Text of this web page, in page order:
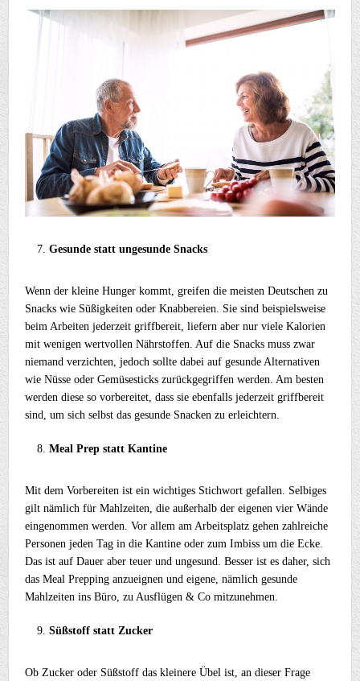
Gesunde statt ungesunde Snacks
Wenn der kleine Hunger kommt, greifen die meisten Deutschen zu
Snacks wie Süßigkeiten oder Knabbereien. Sie sind beispielsweise
beim Arbeiten jederzeit griffbereit, liefern aber nur viele Kalorien
mit wenigen wertvollen Nährstoffen. Auf die Snacks muss zwar
niemand verzichten, jedoch sollte dabei auf gesunde Alternativen
wie Nüsse oder Gemüsesticks zurückgegriffen werden. Am besten
werden diese so vorbereitet, dass sie ebenfalls jederzeit griffbereit
sind, um sich selbst das gesunde Snacken zu erleichtern.
Meal Prep statt Kantine
Mit dem Vorbereiten ist ein wichtiges Stichwort gefallen. Selbiges
gilt nämlich für Mahlzeiten, die außerhalb der eigenen vier Wände
eingenommen werden. Vor allem am Arbeitsplatz gehen zahlreiche
Personen jeden Tag in die Kantine oder zum Imbiss um die Ecke.
Das ist auf Dauer aber teuer und ungesund. Besser ist es daher, sich
das Meal Prepping anzueignen und eigene, nämlich gesunde
Mahlzeiten ins Büro, zu Ausflügen & Co mitzunehmen.
Süßstoff statt Zucker
Ob Zucker oder Süßstoff das kleinere Übel ist, an dieser Frage